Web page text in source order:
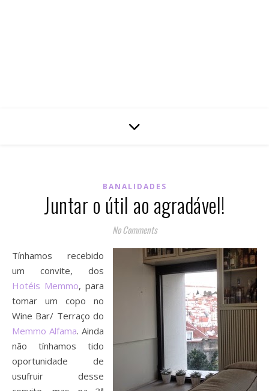
BANALIDADES
Juntar o útil ao agradável!
No Comments
Tínhamos recebido
um convite, dos
Hotéis Memmo, para
tomar um copo no
Wine Bar/ Terraço do
Memmo Alfama. Ainda
não tínhamos tido
oportunidade de
usufruir desse